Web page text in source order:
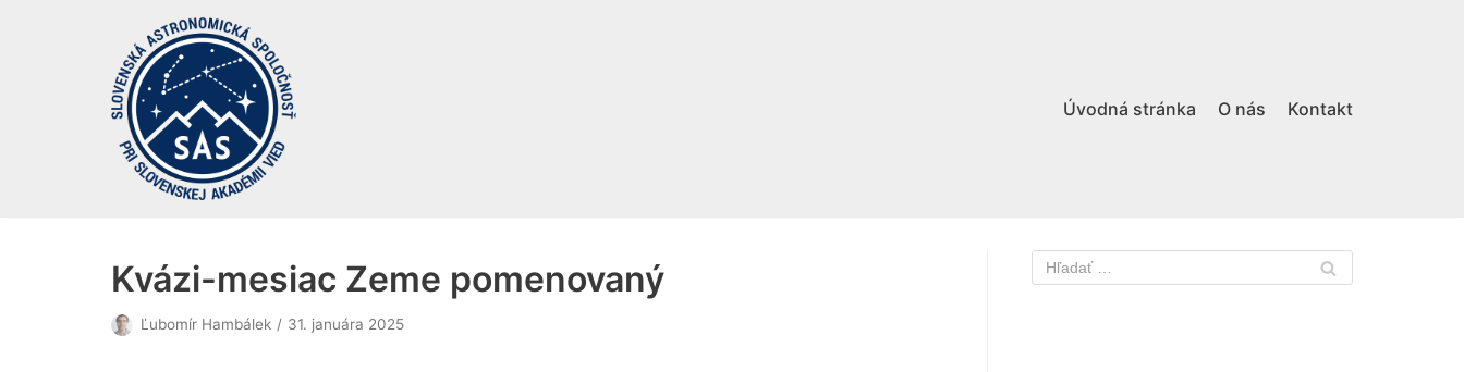
Úvodná stránka O nás Kontakt
Kvázi-mesiac Zeme pomenovaný
Ľubomír Hambálek 31. januára 2025